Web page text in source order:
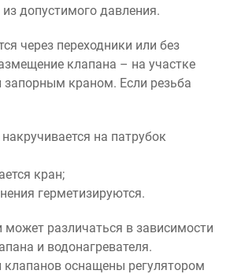
из допустимого давления.
через переходники или без
клапана – на участке
краном. Если резьба
на патрубок
кран;
герметизируются.
может различаться в зависимости
и водонагревателя.
оснащены регулятором